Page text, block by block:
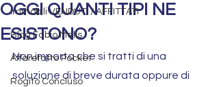
Immobili VENDUTI / AFFITTATI
Blog Fabio Melis
Affarefatto Pocket
Rogito Concluso
OGGI QUANTI TIPI NE
ESISTONO?
Non importa che si tratti di una
soluzione di breve durata oppure di